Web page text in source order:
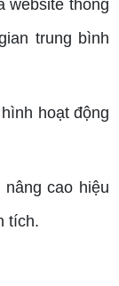
thông
trung bình
hoạt động
cao hiệu
tích.